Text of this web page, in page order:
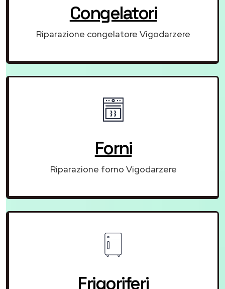
Congelatori
Riparazione congelatore Vigodarzere
Forni
Riparazione forno Vigodarzere
Frigoriferi